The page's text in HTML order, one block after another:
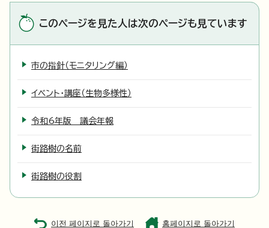
このページを見た人は次のページも見ています
市の指針（モニタリング編）
イベント・講座（生物多様性）
令和6年版 議会年報
街路樹の名前
街路樹の役割
이전 페이지로 돌아가기 홈페이지로 돌아가기